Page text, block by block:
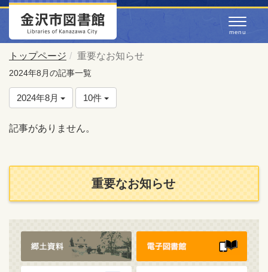
トップページ 重要なお知らせ
2024年8月の記事一覧
2024年8月 10件
記事がありません。
重要なお知らせ